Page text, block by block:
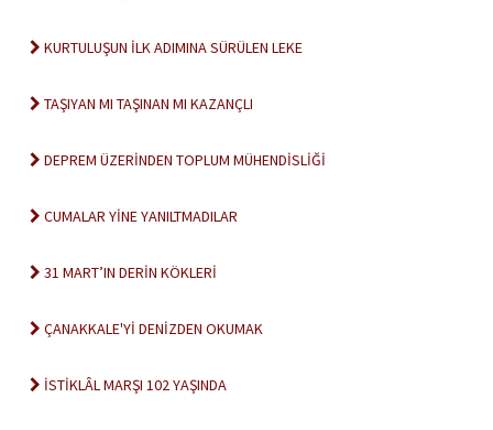
KURTULUŞUN İLK ADIMINA SÜRÜLEN LEKE
TAŞIYAN MI TAŞINAN MI KAZANÇLI
DEPREM ÜZERİNDEN TOPLUM MÜHENDİSLİĞİ
CUMALAR YİNE YANILTMADILAR
31 MART’IN DERİN KÖKLERİ
ÇANAKKALE'Yİ DENİZDEN OKUMAK
İSTİKLÂL MARŞI 102 YAŞINDA